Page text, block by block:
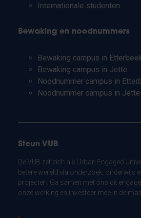
Internationale studenten
Bewaking en noodnummers
Bewaking campus in
Bewaking campus in Jette
Noodnummer campus in
Noodnummer campus in Jette
Steun VUB
De VUB zet zich als Urban Engaged
betere wereld via onderzoek, onderwijs
projecten. Ga samen met ons dit
onze werking en investeer mee in de